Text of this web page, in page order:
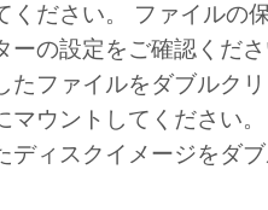
ください。 ファイルの
ーの設定をご確認くだ
たファイルをダブルク
マウントしてください。
ディスクイメージをダ